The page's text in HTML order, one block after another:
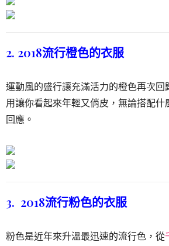
2. 2018流行橙色的衣服
運動風的盛行讓充滿活力的橙色再次回
用讓你看起來年輕又俏皮，無論搭配什
回應。
3. 2018流行粉色的衣服
粉色是近年來升溫最迅速的流行色，從